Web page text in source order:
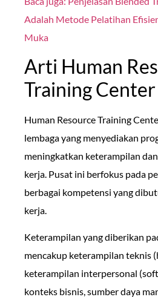
Adalah Metode Pelatihan
Muka
Arti Human
Training
Human Resource Training
lembaga yang menyediakan
meningkatkan keterampilan
kerja. Pusat ini berfokus pada
berbagai kompetensi yang
kerja.
Keterampilan yang diberikan
mencakup keterampilan teknis
keterampilan interpersonal
konteks bisnis, sumber daya